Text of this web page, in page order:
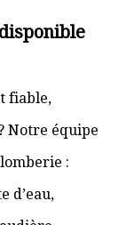
fiable,
Notre équipe
:
d’eau,